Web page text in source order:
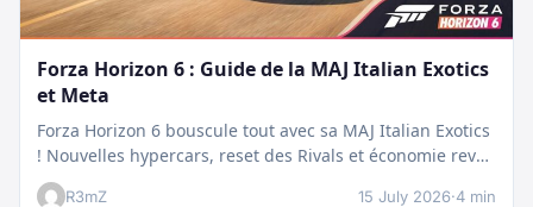
Forza Horizon 6 : Guide de la MAJ Italian Exotics
et Meta
Forza Horizon 6 bouscule tout avec sa MAJ Italian Exotics
! Nouvelles hypercars, reset des Rivals et économie revue
:…
R3mZ 15 July 2026·4 min